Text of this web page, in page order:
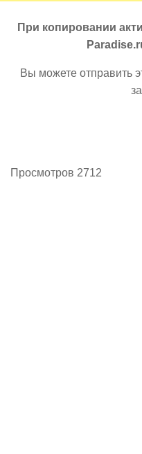
При копировании
Вы можете отправить
Просмотров 2712